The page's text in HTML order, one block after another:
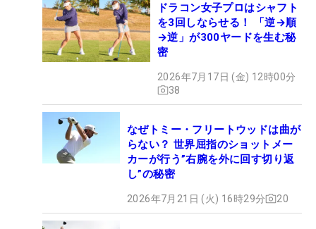
ドラコン女子プロはシャフト
を3回しならせる！ 「逆→順
→逆」が300ヤードを生む秘
密
2026年7月17日 (金) 12時00分
38
なぜトミー・フリートウッドは曲が
らない？ 世界屈指のショットメー
カーが行う”右腕を外に回す切り返
し”の秘密
2026年7月21日 (火) 16時29分 20